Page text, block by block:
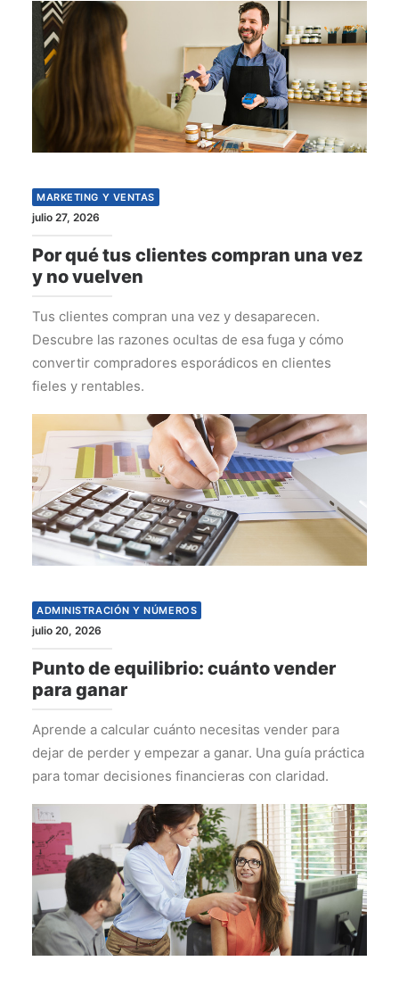
MARKETING Y VENTAS
julio 27, 2026
Por qué tus clientes compran una vez
y no vuelven
Tus clientes compran una vez y desaparecen.
Descubre las razones ocultas de esa fuga y cómo
convertir compradores esporádicos en clientes
fieles y rentables.
ADMINISTRACIÓN Y NÚMEROS
julio 20, 2026
Punto de equilibrio: cuánto vender
para ganar
Aprende a calcular cuánto necesitas vender para
dejar de perder y empezar a ganar. Una guía práctica
para tomar decisiones financieras con claridad.